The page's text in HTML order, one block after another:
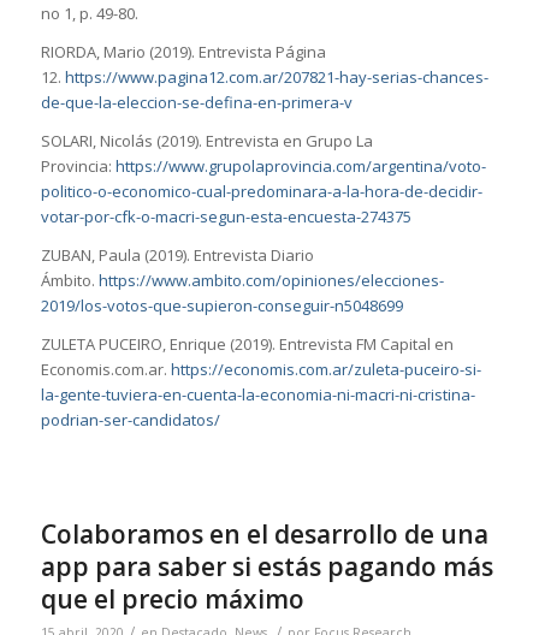
no 1, p. 49-80.
RIORDA, Mario (2019). Entrevista Página
12. https://www.pagina12.com.ar/207821-hay-serias-chances-
de-que-la-eleccion-se-defina-en-primera-v
SOLARI, Nicolás (2019). Entrevista en Grupo La
Provincia: https://www.grupolaprovincia.com/argentina/voto-
politico-o-economico-cual-predominara-a-la-hora-de-decidir-
votar-por-cfk-o-macri-segun-esta-encuesta-274375
ZUBAN, Paula (2019). Entrevista Diario
Ámbito. https://www.ambito.com/opiniones/elecciones-
2019/los-votos-que-supieron-conseguir-n5048699
ZULETA PUCEIRO, Enrique (2019). Entrevista FM Capital en
Economis.com.ar. https://economis.com.ar/zuleta-puceiro-si-
la-gente-tuviera-en-cuenta-la-economia-ni-macri-ni-cristina-
podrian-ser-candidatos/
Colaboramos en el desarrollo de una
app para saber si estás pagando más
que el precio máximo